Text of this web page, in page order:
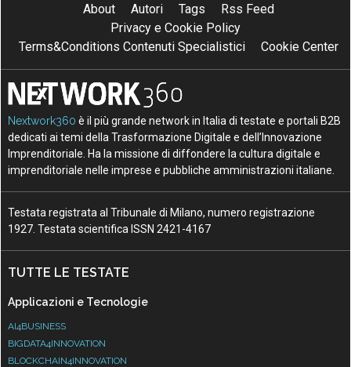
About Autori Tags
Rss Feed
Privacy e Cookie Policy
Terms&Conditions Contenuti Specialistici
Cookie Center
Nextwork360 è il più grande network in Italia di testate e portali B2B
dedicati ai temi della Trasformazione Digitale e dell’Innovazione
Imprenditoriale. Ha la missione di diffondere la cultura digitale e
imprenditoriale nelle imprese e pubbliche amministrazioni italiane.
Testata registrata al Tribunale di Milano, numero registrazione
1927. Testata scientifica ISSN 2421-4167
TUTTE LE TESTATE
Applicazioni e Tecnologie
AI4BUSINESS
BIGDATA4INNOVATION
BLOCKCHAIN4INNOVATION